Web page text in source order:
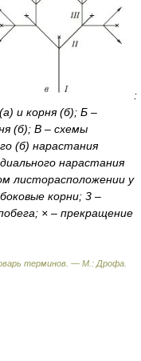
:
и корня (б); Б –
(б); В – схемы
(б) нарастания
нарастания
листорасположении у
корни; 3 –
× – прекращение
терминов. — М.: Дрофа